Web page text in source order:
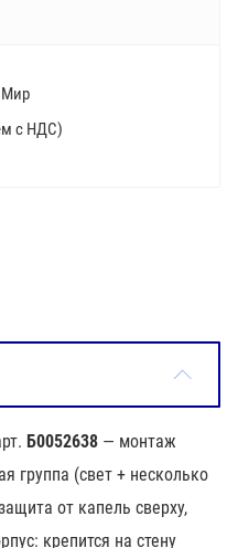
Мир
с НДС)
Б0052638 — монтаж
группа (свет + несколько
от капель сверху,
крепится на стену